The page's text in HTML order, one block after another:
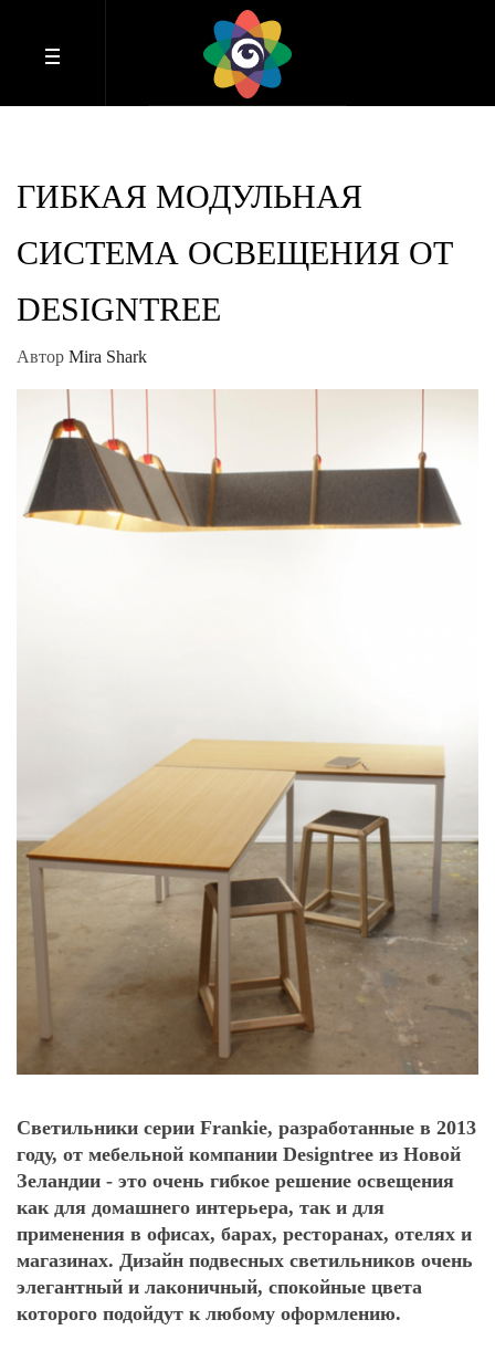
ГИБКАЯ МОДУЛЬНАЯ
СИСТЕМА ОСВЕЩЕНИЯ ОТ
DESIGNTREE
Автор Mira Shark
Светильники серии Frankie, разработанные в 2013
году, от мебельной компании Designtree из Новой
Зеландии - это очень гибкое решение освещения
как для домашнего интерьера, так и для
применения в офисах, барах, ресторанах, отелях и
магазинах. Дизайн подвесных светильников очень
элегантный и лаконичный, спокойные цвета
которого подойдут к любому оформлению.